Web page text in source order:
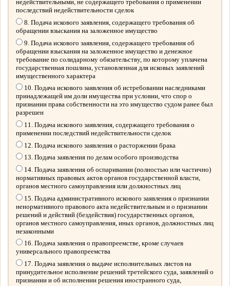
недействительными, не содержащего требования о применении
последствий недействительности сделок
8. Подача искового заявления, содержащего требования об
обращении взыскания на заложенное имущество
9. Подача искового заявления, содержащего требования об
обращении взыскания на заложенное имущество и денежное
требование по солидарному обязательству, по которому уплачена
государственная пошлина, установленная для исковых заявлений
имущественного характера
10. Подача искового заявления об истребовании наследниками
принадлежащей им доли имущества при условии, что спор о
признании права собственности на это имущество судом ранее был
разрешен
11. Подача искового заявления, содержащего требования о
применении последствий недействительности сделок
12. Подача искового заявления о расторжении брака
13. Подача заявления по делам особого производства
14. Подача заявления об оспаривании (полностью или частично)
нормативных правовых актов органов государственной власти,
органов местного самоуправления или должностных лиц
15. Подача административного искового заявления о признании
ненормативного правового акта недействительным и о признании
решений и действий (бездействия) государственных органов,
органов местного самоуправления, иных органов, должностных лиц
незаконными
16. Подача заявления о правопреемстве, кроме случаев
универсального правопреемства
17. Подача заявления о выдаче исполнительных листов на
принудительное исполнение решений третейского суда, заявлений о
признании и об исполнении решения иностранного суда,